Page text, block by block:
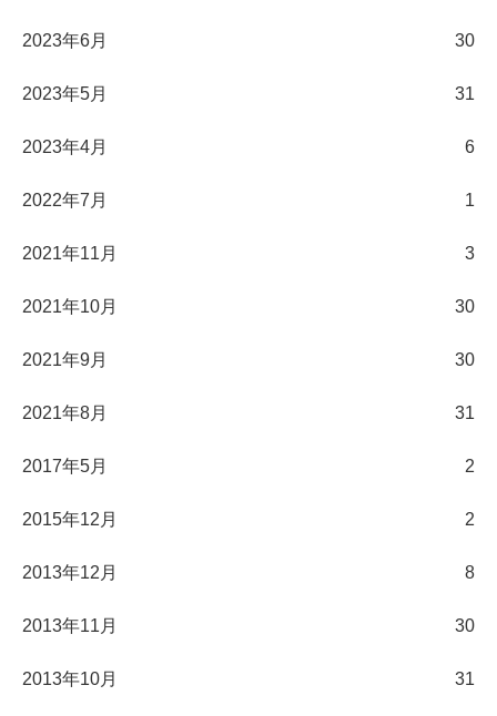
2023年6月 30
2023年5月 31
2023年4月 6
2022年7月 1
2021年11月 3
2021年10月 30
2021年9月 30
2021年8月 31
2017年5月 2
2015年12月 2
2013年12月 8
2013年11月 30
2013年10月 31